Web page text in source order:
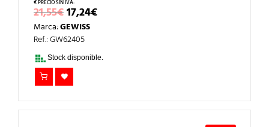
21,55€EL
PRECIO
ORIGINAL
ERA:
21,55€.
17,24€EL
PRECIO
Marca:GEWISS
Ref.: GW62405
Stock disponible.